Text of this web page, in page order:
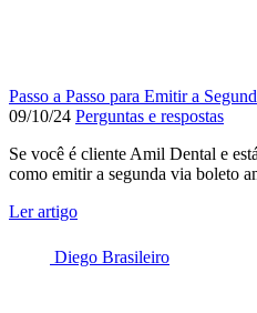
Passo a Passo para Emitir a
09/10/24 Perguntas e respostas
Se você é cliente Amil Dental e
como emitir a segunda via boleto
Ler artigo
Diego Brasileiro